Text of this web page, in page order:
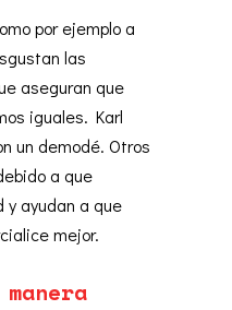
por ejemplo a
las
aseguran que
iguales. Karl
un demodé. Otros
a que
y ayudan a que
mejor.